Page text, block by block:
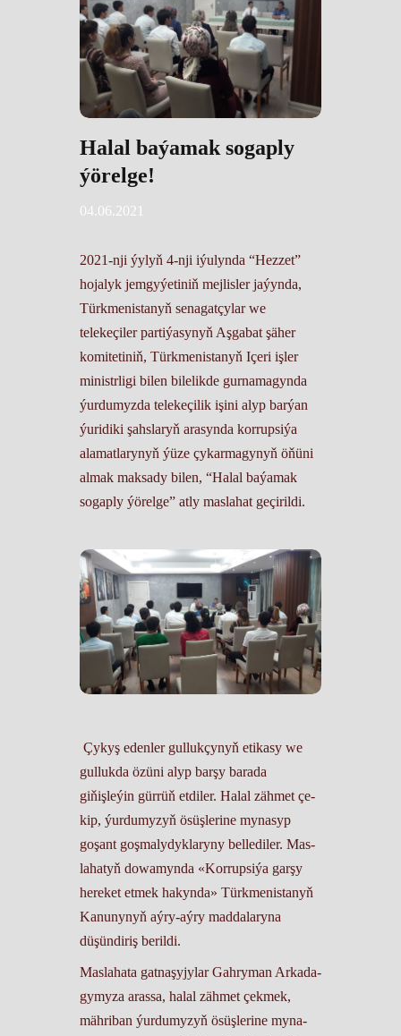
Halal baýamak sogaply
ýörelge!
04.06.2021
2021-nji ýylyň 4-nji iýulynda “Hezzet”
hojalyk jemgyýetiniň mejlisler jaýynda,
Türkmenistanyň senagatçylar we
telekeçiler partiýasynyň Aşgabat şäher
komitetiniň, Türkmenistanyň Içeri işler
ministrligi bilen bilelikde gurnamagynda
ýurdumyzda telekeçilik işini alyp barýan
ýuridiki şahslaryň arasynda korrupsiýa
alamatlarynyň ýüze çykarmagynyň öňüni
almak maksady bilen, “Halal baýamak
sogaply ýörelge” atly maslahat geçirildi.
Çy­kyş eden­ler gul­luk­çy­­nyň eti­ka­sy we
gul­luk­da özüni alyp bar­şy ba­ra­da
giňişleýin gür­rüň etdi­ler. Ha­lal zäh­met çe­
kip, ýur­du­my­zyň ösüş­le­ri­ne my­na­syp
goşant goş­ma­ly­dykla­ry­ny bel­le­di­ler. Mas­
la­ha­tyň do­wa­myn­da «Kor­rup­si­ýa gar­şy
here­ket et­mek ha­kynda» Türk­me­nis­ta­nyň
Ka­nu­ny­nyň aý­ry-aý­ry mad­da­la­ry­na
düşün­di­riş be­ril­di.
Mas­la­ha­ta gat­na­şy­jy­lar Gah­ry­man Ar­kada­
gy­my­za aras­sa, ha­lal zäh­met çek­mek,
mäh­ri­ban ýur­du­my­zyň ösüş­le­ri­ne my­na­